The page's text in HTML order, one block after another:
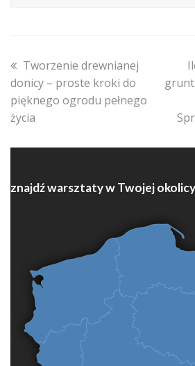
previous
post:
Tworzenie drewnianej
donicy – proste kroki do
pięknego ogrodu pełnego
życia
znajdź warsztaty w Twojej okolicy